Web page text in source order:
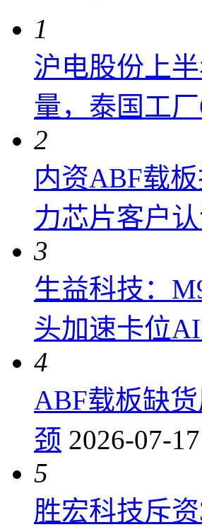
1
沪电股份上
量，泰国工
2
内资ABF载
力芯片客户
3
生益科技：
头加速卡位
4
ABF载板缺
颈 2026-07-17
5
胜宏科技斥